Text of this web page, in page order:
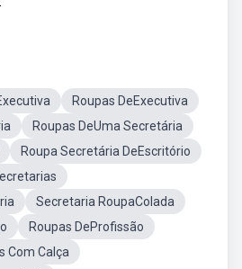
Roupas DeExecutiva
Roupas DeUma Secretária
Roupa Secretária DeEscritório
Secretaria RoupaColada
Roupas DeProfissão
Com Calça